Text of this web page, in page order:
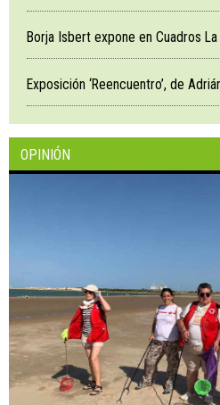
Borja Isbert expone en Cuadros La
Exposición ‘Reencuentro’, de
OPINIÓN